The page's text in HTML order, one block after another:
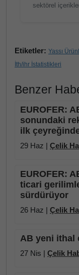
sektörel
Etiketler: Yassı
İth/ihr İstatistikleri
Benzer
EUROFER:
sonundaki
ilk
29 Haz | Çelik
EUROFER:
ticari
sürdürüyor
26 Haz | Çelik
AB yeni ithal
27 Nis | Çelik